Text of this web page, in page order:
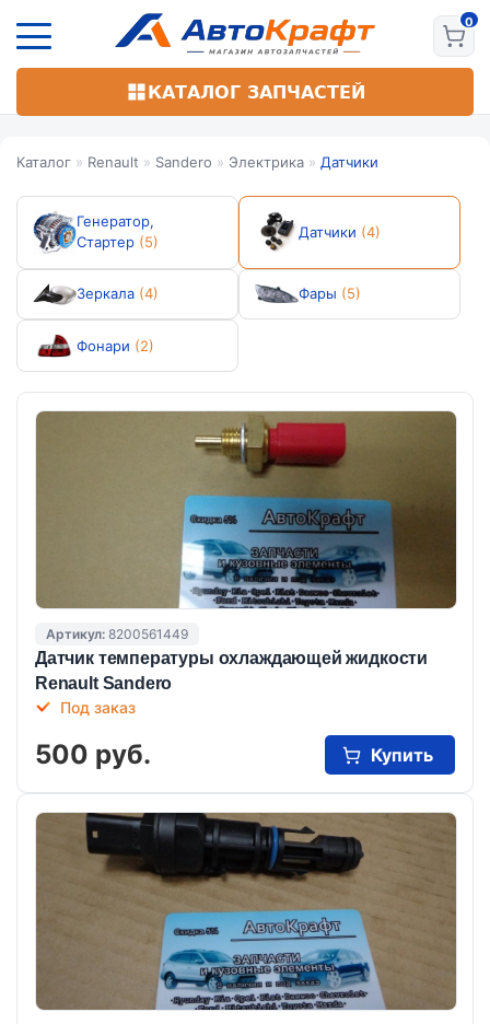
основному
КАТАЛОГ ЗАПЧАСТЕЙ
Каталог » Renault » Sandero » Электрика » Датчики
Генератор,
Стартер (5)
Датчики (4)
Зеркала (4) Фары (5)
Фонари (2)
Артикул: 8200561449
Датчик температуры охлаждающей жидкости
Renault Sandero
Под заказ
500 руб. Купить